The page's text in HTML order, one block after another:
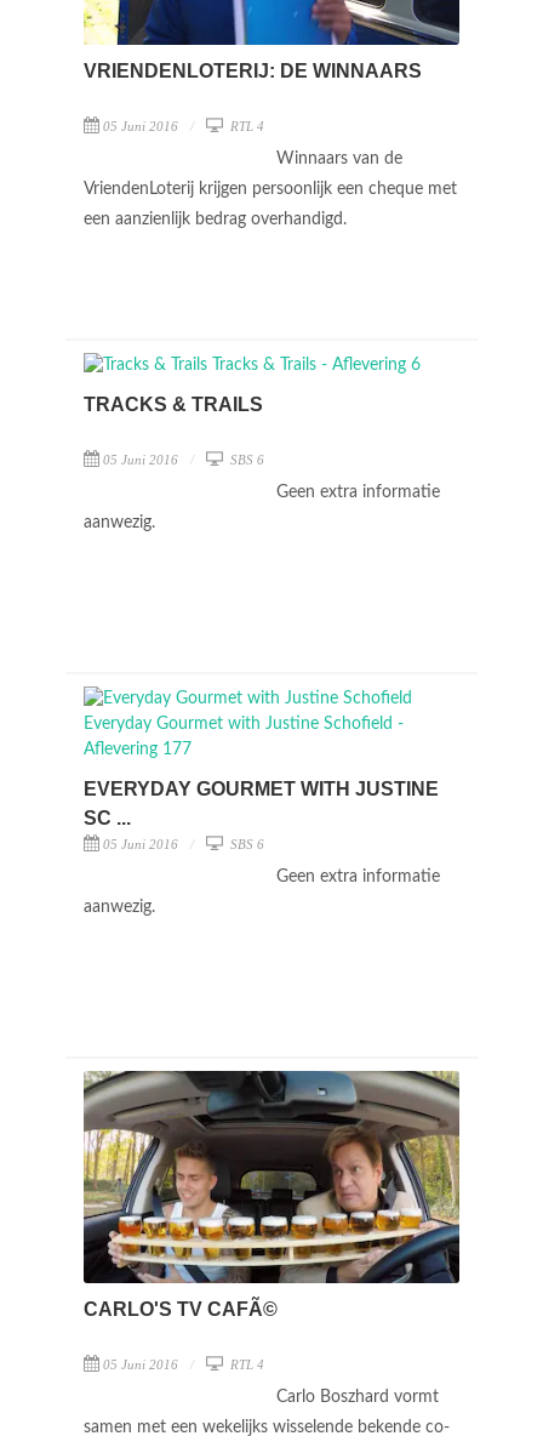
VRIENDENLOTERIJ: DE WINNAARS
05 Juni 2016 RTL 4
Winnaars van de
VriendenLoterij krijgen persoonlijk een cheque met
een aanzienlijk bedrag overhandigd.
TRACKS & TRAILS
05 Juni 2016 SBS 6
Geen extra informatie
aanwezig.
EVERYDAY GOURMET WITH JUSTINE
SC ...
05 Juni 2016 SBS 6
Geen extra informatie
aanwezig.
CARLO'S TV CAFÃ©
05 Juni 2016 RTL 4
Carlo Boszhard vormt
samen met een wekelijks wisselende bekende co-